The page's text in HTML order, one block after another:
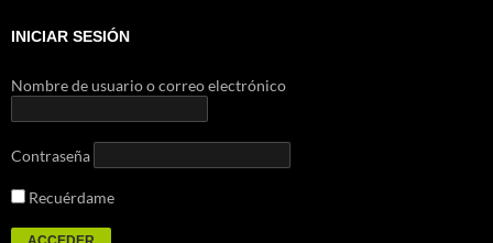
INICIAR SESIÓN
Nombre de usuario o correo electrónico
Contraseña
Recuérdame